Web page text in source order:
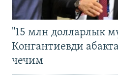
"15 млн долларлык
Конгантиевди
чечим